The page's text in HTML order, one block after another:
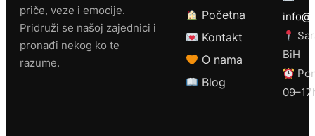
priče, veze i emocije.
Pridruži se našoj zajednici i
pronađi nekog ko te
razume.
Početna
Kontakt
O nama
Blog
BiH